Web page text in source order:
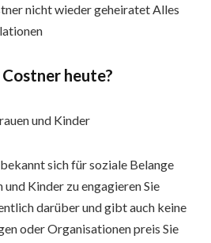
nicht wieder geheiratet Alles
heute?
und Kinder
sich für soziale Belange
Kinder zu engagieren Sie
darüber und gibt auch keine
oder Organisationen preis Sie